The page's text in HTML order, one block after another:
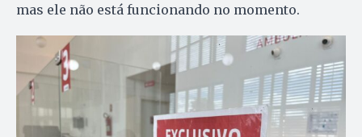
mas ele não está funcionando no momento.